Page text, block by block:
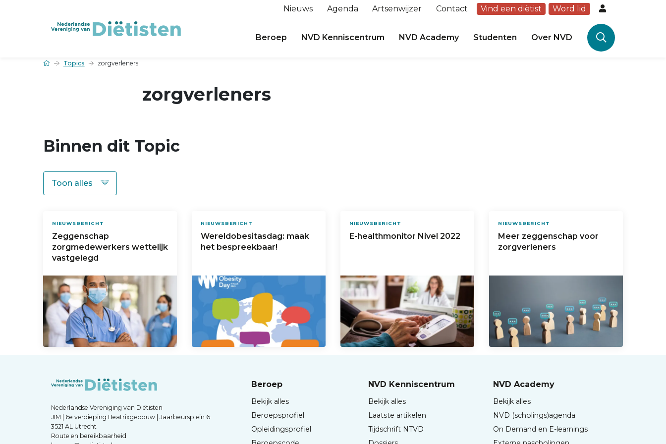
Nieuws Agenda Artsenwijzer Contact Vind een diëtist Word lid
Beroep NVD Kenniscentrum NVD Academy Studenten Over NVD
Topics zorgverleners
zorgverleners
Binnen dit Topic
NIEUWSBERICHT
Zeggenschap
zorgmedewerkers wettelijk
vastgelegd
NIEUWSBERICHT
Wereldobesitasdag: maak
het bespreekbaar!
NIEUWSBERICHT
E-healthmonitor Nivel 2022
NIEUWSBERICHT
Meer zeggenschap voor
zorgverleners
Nederlandse Vereniging van Diëtisten
JIM | 6e verdieping Beatrixgebouw | Jaarbeursplein 6
3521 AL Utrecht
Route en bereikbaarheid
Beroep
Bekijk alles
Beroepsprofiel
Opleidingsprofiel
NVD Kenniscentrum
Bekijk alles
Laatste artikelen
Tijdschrift NTVD
NVD Academy
Bekijk alles
NVD (scholings)agenda
On Demand en E-learnings